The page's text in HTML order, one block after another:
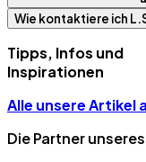
Wie kontaktiere ich
Tipps, Infos und
Inspirationen
Alle unsere Artikel
Die Partner